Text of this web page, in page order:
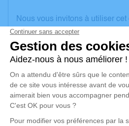
Nous vous invitons à utiliser
vos condoléances, partager des
une anecdote ou exprimer vos
poèmes ou des textes. Cet
d'expression dédié à honorer
LAPIERRE.